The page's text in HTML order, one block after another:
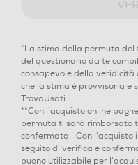
*La stima della permuta del
del questionario da te
consapevole della veridicità
che la stima è provvisoria
TrovaUsati.
**Con l’acquisto online
permuta ti sarà rimborsato
confermata. Con l'acquisto
seguito di verifica e
buono utilizzabile per